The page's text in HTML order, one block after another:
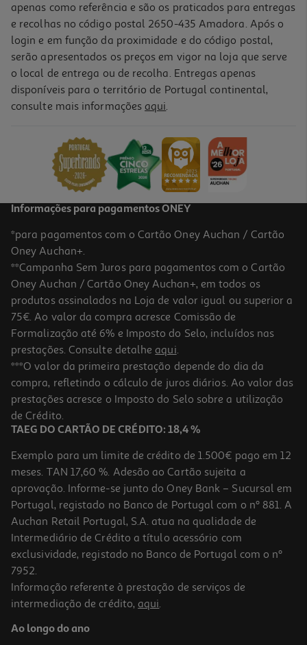
apenas como referência e são os praticados para entregas
e recolhas no código postal 2650-435 Amadora. Após o
login e em função da proximidade e do código postal,
serão apresentados os preços em vigor na loja que serve
o local de entrega ou de recolha. Entregas apenas
disponíveis para o território de Portugal continental,
consulte mais informações aqui.
Informações para pagamentos ONEY
*para pagamentos com o Cartão Oney Auchan / Cartão
Oney Auchan+.
**Campanha Sem Juros para pagamentos com o Cartão
Oney Auchan / Cartão Oney Auchan+, em todos os
produtos assinalados na Loja de valor igual ou superior a
75€. Ao valor da compra acresce Comissão de
Formalização até 6% e Imposto do Selo, incluídos nas
prestações. Consulte detalhe aqui.
***O valor da primeira prestação depende do dia da
compra, refletindo o cálculo de juros diários. Ao valor das
prestações acresce o Imposto do Selo sobre a utilização
de Crédito.
TAEG DO CARTÃO DE CRÉDITO: 18,4 %
Exemplo para um limite de crédito de 1.500€ pago em 12
meses. TAN 17,60 %. Adesão ao Cartão sujeita a
aprovação. Informe-se junto do Oney Bank – Sucursal em
Portugal, registado no Banco de Portugal com o nº 881. A
Auchan Retail Portugal, S.A. atua na qualidade de
Intermediário de Crédito a título acessório com
exclusividade, registado no Banco de Portugal com o nº
7952.
Informação referente à prestação de serviços de
intermediação de crédito, aqui.
Ao longo do ano